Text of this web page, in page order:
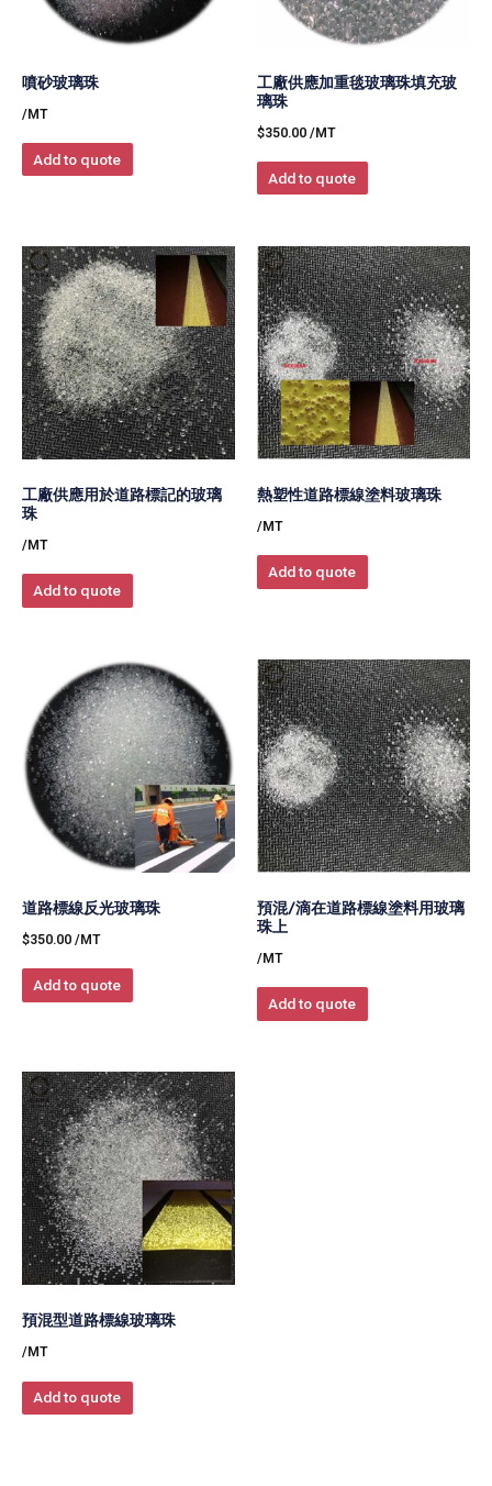
噴砂玻璃珠
/MT
Add to quote
工廠供應加重毯玻璃珠填充玻
璃珠
$350.00 /MT
Add to quote
工廠供應用於道路標記的玻璃
珠
/MT
Add to quote
熱塑性道路標線塗料玻璃珠
/MT
Add to quote
道路標線反光玻璃珠
$350.00 /MT
Add to quote
預混/滴在道路標線塗料用玻璃
珠上
/MT
Add to quote
預混型道路標線玻璃珠
/MT
Add to quote